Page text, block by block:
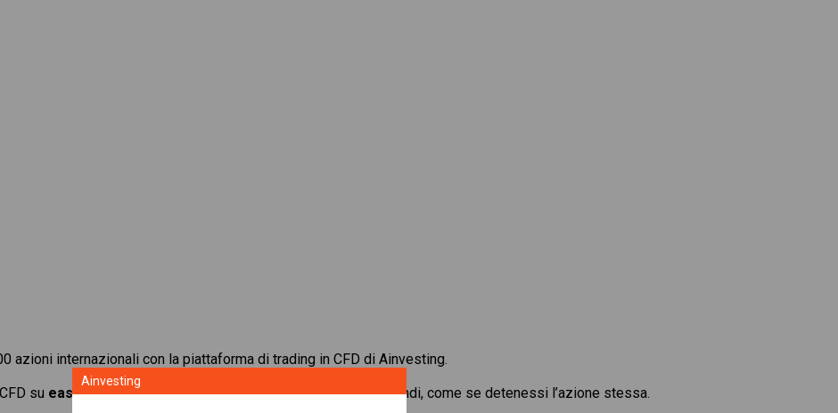
azioni internazionali con la piattaforma di trading in CFD di Ainvesting.
su easyJet. Ottieni quotazioni in tempo reale e ricevi dividendi, come se detenessi l’azione stessa.
Ainvesting